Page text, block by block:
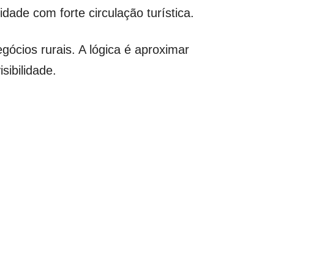
com forte circulação turística.
rurais. A lógica é aproximar